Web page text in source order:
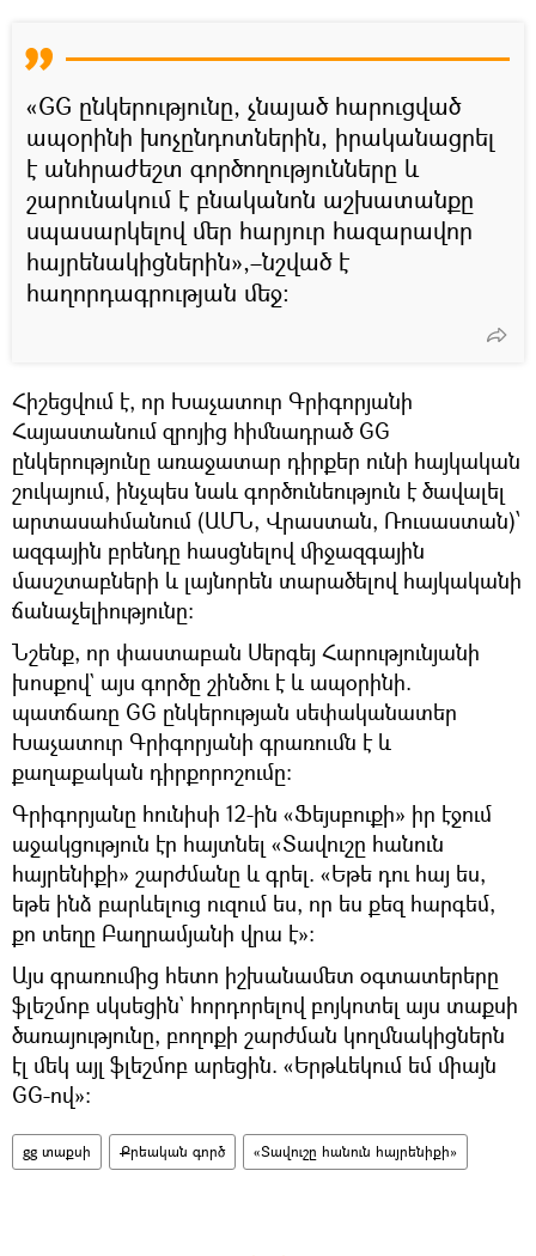
«GG ընկերությունը, չնայած հարուցված
ապօրինի խոչընդոտներին, իրականացրել
է անհրաժեշտ գործողությունները և
շարունակում է բնականոն աշխատանքը
սպասարկելով մեր հարյուր հազարավոր
հայրենակիցներին»,–նշված է
հաղորդագրության մեջ։
Հիշեցվում է, որ Խաչատուր Գրիգորյանի
Հայաստանում զրոյից հիմնադրած GG
ընկերությունը առաջատար դիրքեր ունի հայկական
շուկայում, ինչպես նաև գործունեություն է ծավալել
արտասահմանում (ԱՄՆ, Վրաստան, Ռուսաստան)՝
ազգային բրենդը հասցնելով միջազգային
մասշտաբների և լայնորեն տարածելով հայկականի
ճանաչելիությունը։
Նշենք, որ փաստաբան Սերգեյ Հարությունյանի
խոսքով` այս գործը շինծու է և ապօրինի.
պատճառը GG ընկերության սեփականատեր
Խաչատուր Գրիգորյանի գրառումն է և
քաղաքական դիրքորոշումը։
Գրիգորյանը հունիսի 12-ին «Ֆեյսբուքի» իր էջում
աջակցություն էր հայտնել «Տավուշը հանուն
հայրենիքի» շարժմանը և գրել. «Եթե դու հայ ես,
եթե ինձ բարևելուց ուզում ես, որ ես քեզ հարգեմ,
քո տեղը Բաղրամյանի վրա է»։
Այս գրառումից հետո իշխանամետ օգտատերերը
ֆլեշմոբ սկսեցին` հորդորելով բոյկոտել այս տաքսի
ծառայությունը, բողոքի շարժման կողմնակիցներն
էլ մեկ այլ ֆլեշմոբ արեցին. «Երթևեկում եմ միայն
GG-ով»։
gg տաքսի Քրեական գործ «Տավուշը հանուն հայրենիքի»